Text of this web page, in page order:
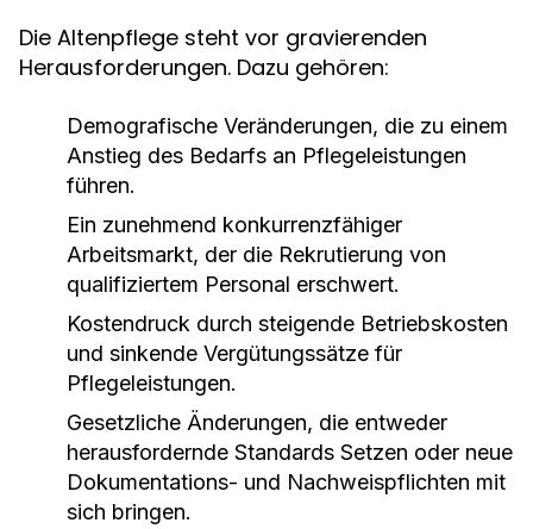
Die Altenpflege steht vor gravierenden
Herausforderungen. Dazu gehören:
Demografische Veränderungen, die zu einem
Anstieg des Bedarfs an Pflegeleistungen
führen.
Ein zunehmend konkurrenzfähiger
Arbeitsmarkt, der die Rekrutierung von
qualifiziertem Personal erschwert.
Kostendruck durch steigende Betriebskosten
und sinkende Vergütungssätze für
Pflegeleistungen.
Gesetzliche Änderungen, die entweder
herausfordernde Standards Setzen oder neue
Dokumentations- und Nachweispflichten mit
sich bringen.